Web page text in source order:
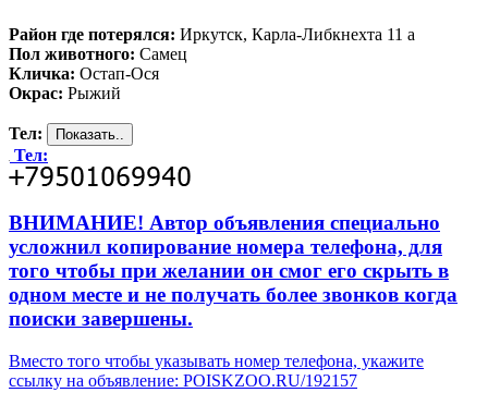
Район где потерялся: Иркутск, Карла-Либкнехта 11 а
Пол животного: Самец
Кличка: Остап-Ося
Окрас: Рыжий
Тел:
Тел:
ВНИМАНИЕ! Автор объявления специально
усложнил копирование номера телефона, для
того чтобы при желании он смог его скрыть в
одном месте и не получать более звонков когда
поиски завершены.
Вместо того чтобы указывать номер телефона, укажите
ссылку на объявление: POISKZOO.RU/192157